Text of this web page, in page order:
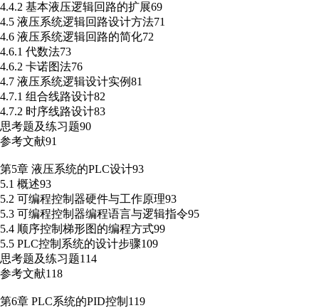
4.4.2 基本液压逻辑回路的扩展69
4.5 液压系统逻辑回路设计方法71
4.6 液压系统逻辑回路的简化72
4.6.1 代数法73
4.6.2 卡诺图法76
4.7 液压系统逻辑设计实例81
4.7.1 组合线路设计82
4.7.2 时序线路设计83
思考题及练习题90
参考文献91
第5章 液压系统的PLC设计93
5.1 概述93
5.2 可编程控制器硬件与工作原理93
5.3 可编程控制器编程语言与逻辑指令95
5.4 顺序控制梯形图的编程方式99
5.5 PLC控制系统的设计步骤109
思考题及练习题114
参考文献118
第6章 PLC系统的PID控制119